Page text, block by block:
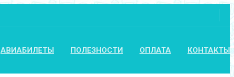
АВИАБИЛЕТЫ ПОЛЕЗНОСТИ ОПЛАТА КОНТАКТЫ